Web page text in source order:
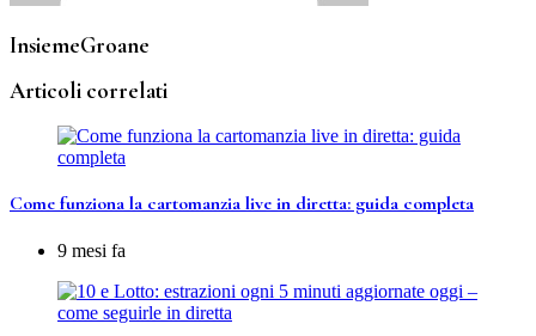
InsiemeGroane
Articoli correlati
Come funziona la cartomanzia live in diretta: guida completa
9 mesi fa